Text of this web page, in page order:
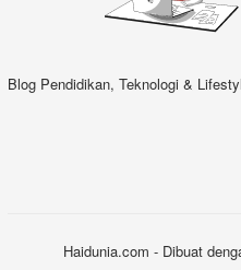
Blog Pendidikan, Teknologi &
Haidunia.com - Dibuat